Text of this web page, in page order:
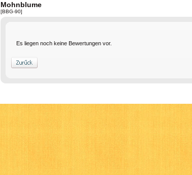
Mohnblume
[BBG-90]
Es liegen noch keine Bewertungen vor.